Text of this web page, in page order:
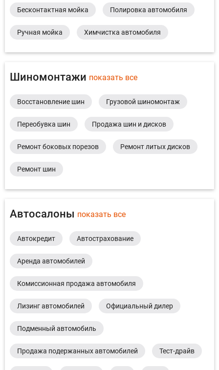
Бесконтактная мойка Полировка автомобиля
Ручная мойка Химчистка автомобиля
Шиномонтажи показать все
Восстановление шин Грузовой шиномонтаж
Переобувка шин Продажа шин и дисков
Ремонт боковых порезов Ремонт литых дисков
Ремонт шин
Автосалоны показать все
Автокредит Автострахование
Аренда автомобилей
Комиссионная продажа автомобиля
Лизинг автомобилей Официальный дилер
Подменный автомобиль
Продажа подержанных автомобилей Тест-драйв